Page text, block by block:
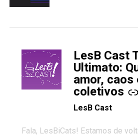
LesB Cast
Ultimato:
amor,
coletivos
-
LesB Cast
Fala, LesBiCats! Estamos de